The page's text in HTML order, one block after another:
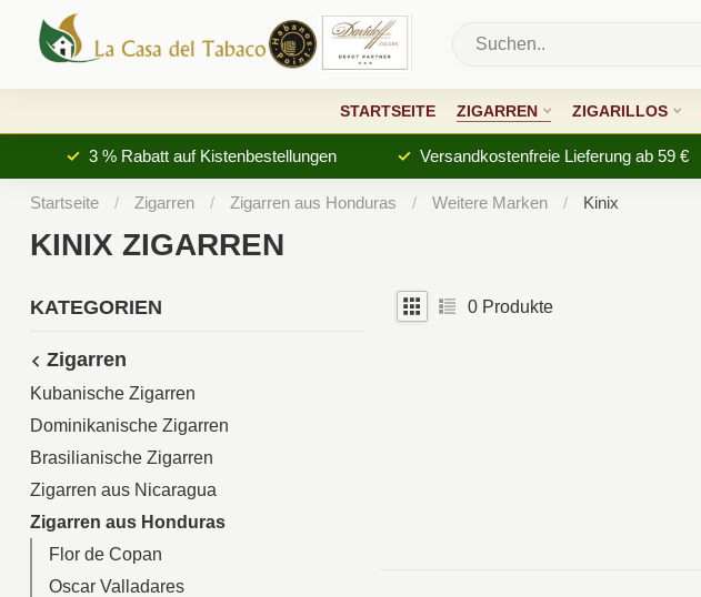
STARTSEITE ZIGARREN ZIGARILLOS
3 % Rabatt auf Kistenbestellungen Versandkostenfreie Lieferung ab 59 €
Startseite / Zigarren / Zigarren aus Honduras / Weitere Marken / Kinix
KINIX ZIGARREN
KATEGORIEN
Zigarren
Kubanische Zigarren
Dominikanische Zigarren
Brasilianische Zigarren
Zigarren aus Nicaragua
Zigarren aus Honduras
Flor de Copan
Oscar Valladares
0 Produkte